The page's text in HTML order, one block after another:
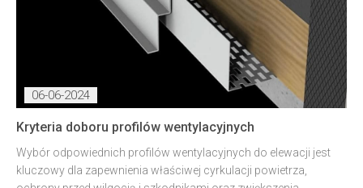
06-06-2024
Kryteria doboru profilów wentylacyjnych
Wybór odpowiednich profilów wentylacyjnych do elewacji jest
kluczowy dla zapewnienia właściwej cyrkulacji powietrza,